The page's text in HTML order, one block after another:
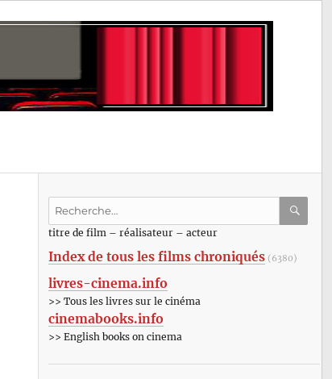
Recherche
:titre de film – réalisateur – acteur
Index de tous les films chroniqués (6380)
livres-cinema.info
>> Tous les livres sur le cinéma
cinemabooks.info
>> English books on cinema